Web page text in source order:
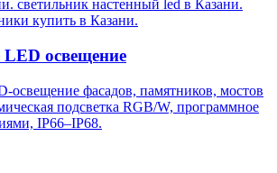
светильник настенный led в Казани.
купить в Казани.
LED освещение
освещение фасадов, памятников, мостов
подсветка RGB/W, программное
IP66–IP68.